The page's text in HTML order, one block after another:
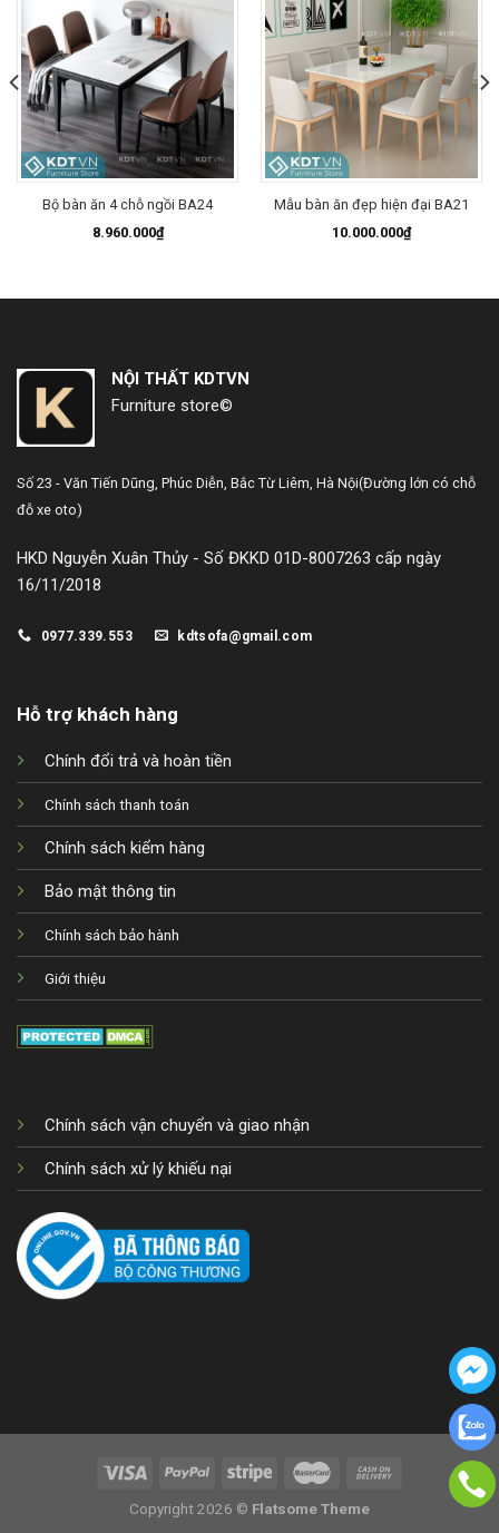
Bộ bàn ăn 4 chỗ ngồi BA24
8.960.000₫
Mẫu bàn ăn đẹp hiện đại BA21
10.000.000₫
NỘI THẤT KDTVN
Furniture store©
Số 23 - Văn Tiến Dũng, Phúc Diễn, Bắc Từ Liêm, Hà Nội(Đường lớn có chỗ
đỗ xe oto)
HKD Nguyễn Xuân Thủy - Số ĐKKD 01D-8007263 cấp ngày
16/11/2018
0977.339.553 kdtsofa@gmail.com
Hỗ trợ khách hàng
Chính đổi trả và hoàn tiền
Chính sách thanh toán
Chính sách kiểm hàng
Bảo mật thông tin
Chính sách bảo hành
Giới thiệu
Chính sách vận chuyển và giao nhận
Chính sách xử lý khiếu nại
Copyright 2026 © Flatsome Theme